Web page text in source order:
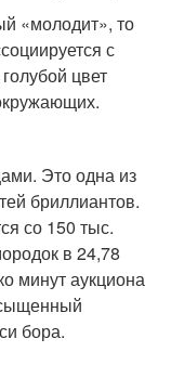
«молодит», то
с
цвет
Это одна из
бриллиантов.
со 150 тыс.
в 24,78
минут аукциона
бора.